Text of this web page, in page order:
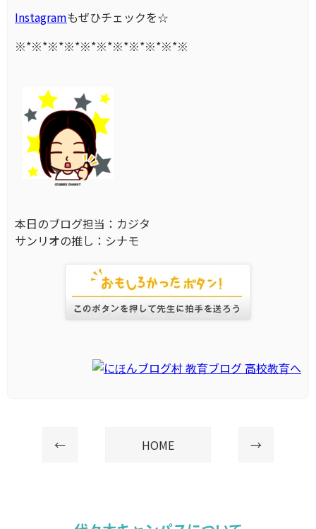
Instagramもぜひチェックを☆
※*※*※*※*※*※*※*※*※*※*※
本日のブログ担当：カジタ
サンリオの推し：シナモ
← HOME →